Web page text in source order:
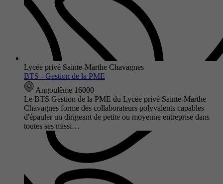
Lycée privé Sainte-Marthe Chavagnes
BTS - Gestion de la PME
Angoulême 16000
Le BTS Gestion de la PME du Lycée privé Sainte-Marthe
Chavagnes forme des collaborateurs polyvalents capables
d'épauler un dirigeant de petite ou moyenne entreprise dans
toutes ses missi…